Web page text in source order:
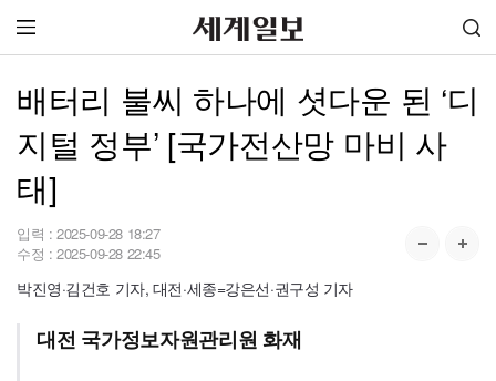
배터리 불씨 하나에 셧다운 된 ‘디
지털 정부’ [국가전산망 마비 사
태]
입력 : 2025-09-28 18:27
수정 : 2025-09-28 22:45
박진영·김건호 기자, 대전·세종=강은선·권구성 기자
대전 국가정보자원관리원 화재